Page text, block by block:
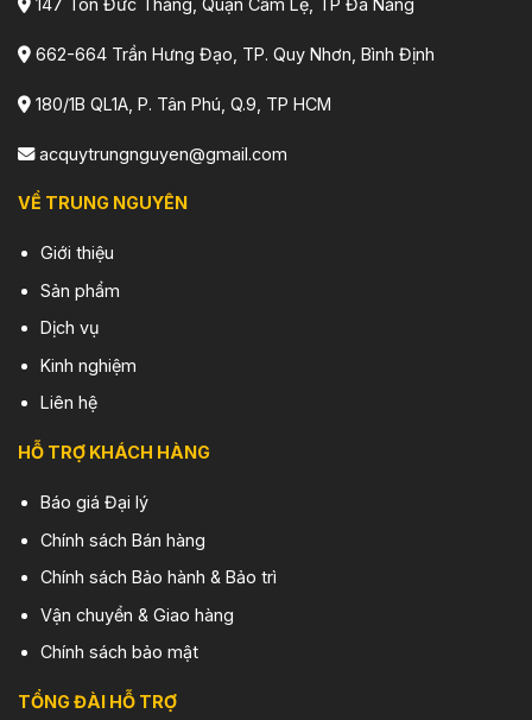
147 Tôn Đức Thắng, Quận Cẩm Lệ, TP Đà Nẵng
662-664 Trần Hưng Đạo, TP. Quy Nhơn, Bình Định
180/1B QL1A, P. Tân Phú, Q.9, TP HCM
acquytrungnguyen@gmail.com
VỀ TRUNG NGUYÊN
Giới thiệu
Sản phẩm
Dịch vụ
Kinh nghiệm
Liên hệ
HỖ TRỢ KHÁCH HÀNG
Báo giá Đại lý
Chính sách Bán hàng
Chính sách Bảo hành & Bảo trì
Vận chuyển & Giao hàng
Chính sách bảo mật
TỔNG ĐÀI HỖ TRỢ